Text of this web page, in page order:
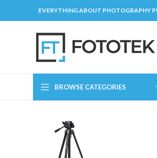
EVERYTHING ABOUT PHOTOGRAPHY
BROWSE CATEGORIES